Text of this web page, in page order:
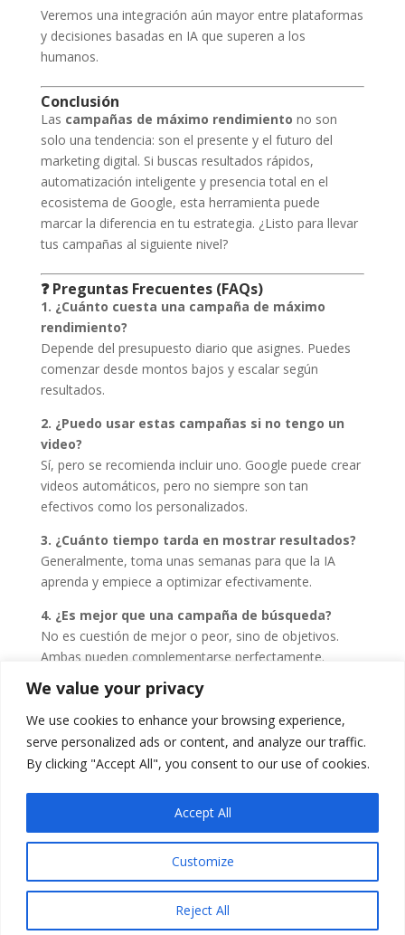
We value your privacy
We use cookies to enhance your browsing experience,
serve personalized ads or content, and analyze our traffic.
By clicking "Accept All", you consent to our use of cookies.
Customize
Reject All
Accept All
Veremos una integración aún mayor entre plataformas
y decisiones basadas en IA que superen a los
humanos.
Conclusión
Las campañas de máximo rendimiento no son
solo una tendencia: son el presente y el futuro del
marketing digital. Si buscas resultados rápidos,
automatización inteligente y presencia total en el
ecosistema de Google, esta herramienta puede
marcar la diferencia en tu estrategia. ¿Listo para llevar
tus campañas al siguiente nivel?
❓ Preguntas Frecuentes (FAQs)
1. ¿Cuánto cuesta una campaña de máximo
rendimiento?
Depende del presupuesto diario que asignes. Puedes
comenzar desde montos bajos y escalar según
resultados.
2. ¿Puedo usar estas campañas si no tengo un
video?
Sí, pero se recomienda incluir uno. Google puede crear
videos automáticos, pero no siempre son tan
efectivos como los personalizados.
3. ¿Cuánto tiempo tarda en mostrar resultados?
Generalmente, toma unas semanas para que la IA
aprenda y empiece a optimizar efectivamente.
4. ¿Es mejor que una campaña de búsqueda?
No es cuestión de mejor o peor, sino de objetivos.
Ambas pueden complementarse perfectamente.
5. ¿Necesito una agencia para usar esta
campaña?
No necesariamente. Con un poco de conocimiento y
ganas de aprender, puedes gestionarla tú mismo.
Aviso de Cookies
Aviso de Privacidad
Condiciones de Venta
The Free Website Guys